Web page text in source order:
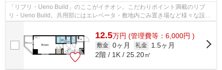
「リブリ・Ueno Build」のここがイチオシ。こだわりポイント満載のリブ
リ・Ueno Build。共用部にはエレベータ・敷地内ごみ置き場など様々な設備
12.5万円 (管理費等：6,000円 )
敷金 0ヶ月 礼金
1.5ヶ月
2階 / 1K / 25.20㎡